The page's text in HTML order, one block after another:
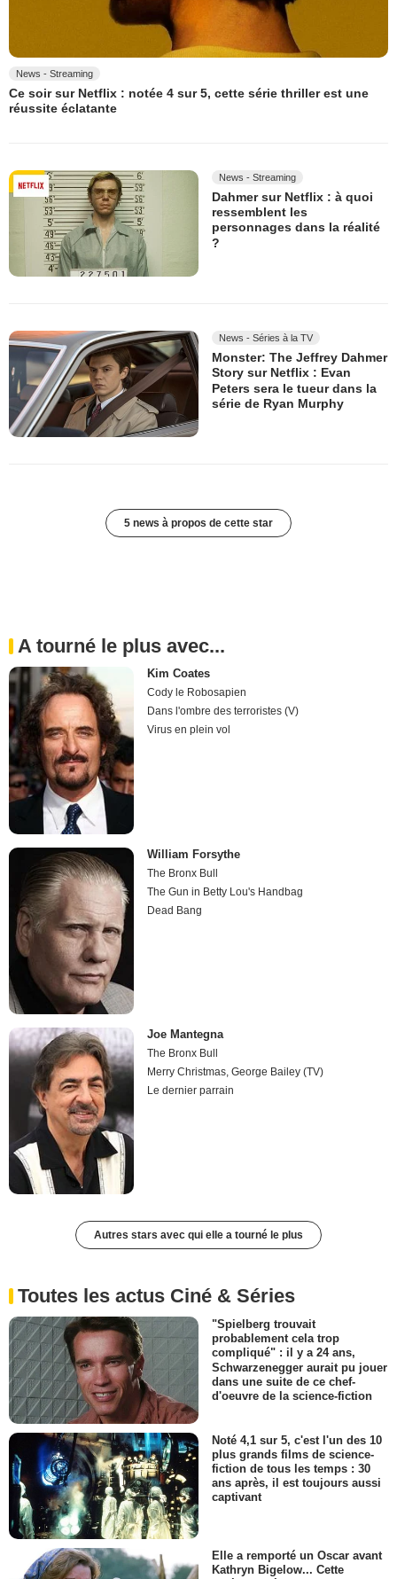
News - Streaming
Ce soir sur Netflix : notée 4 sur 5, cette série thriller est une
réussite éclatante
News - Streaming
Dahmer sur Netflix : à quoi
ressemblent les
personnages dans la réalité
?
News - Séries à la TV
Monster: The Jeffrey Dahmer
Story sur Netflix : Evan
Peters sera le tueur dans la
série de Ryan Murphy
5 news à propos de cette star
A tourné le plus avec...
Kim Coates
Cody le Robosapien
Dans l'ombre des terroristes (V)
Virus en plein vol
William Forsythe
The Bronx Bull
The Gun in Betty Lou's Handbag
Dead Bang
Joe Mantegna
The Bronx Bull
Merry Christmas, George Bailey (TV)
Le dernier parrain
Autres stars avec qui elle a tourné le plus
Toutes les actus Ciné & Séries
"Spielberg trouvait
probablement cela trop
compliqué" : il y a 24 ans,
Schwarzenegger aurait pu jouer
dans une suite de ce chef-
d'oeuvre de la science-fiction
Noté 4,1 sur 5, c'est l'un des 10
plus grands films de science-
fiction de tous les temps : 30
ans après, il est toujours aussi
captivant
Elle a remporté un Oscar avant
Kathryn Bigelow... Cette